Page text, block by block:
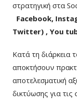
Facebook,
Twitter) , You
Κατά τη διάρκεια
αποκτήσουν
αποτελεσματική
δικτύωσης για τις